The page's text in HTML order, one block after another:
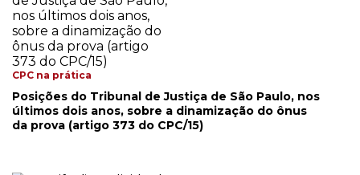
CPC na prática
Posições do Tribunal de Justiça de São Paulo, nos
últimos dois anos, sobre a dinamização do ônus
da prova (artigo 373 do CPC/15)